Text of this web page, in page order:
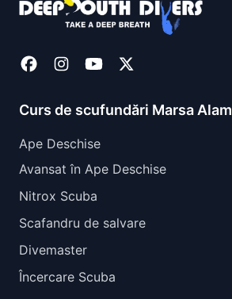
Curs de scufundări Marsa Alam
Ape Deschise
Avansat în Ape Deschise
Nitrox Scuba
Scafandru de salvare
Divemaster
Încercare Scuba